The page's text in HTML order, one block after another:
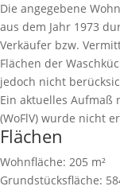
Die angegebene
aus dem Jahr 1973
Verkäufer bzw.
Flächen der
jedoch nicht
Ein aktuelles Aufmaß
(WoFlV) wurde nicht
Flächen
Wohnfläche: 205 m²
Grundstücksfläche: